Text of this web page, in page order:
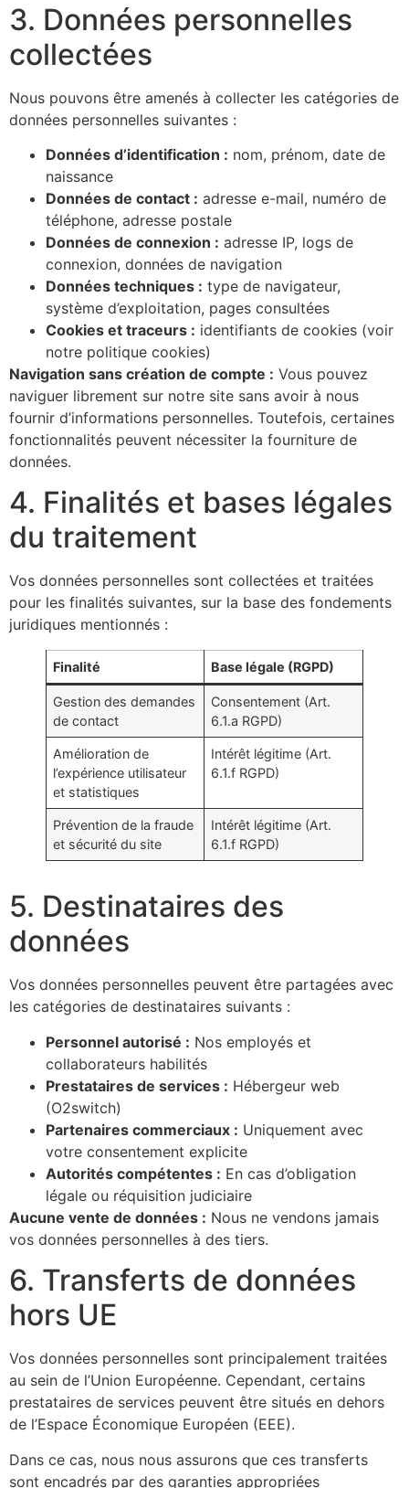
3. Données personnelles
collectées
Nous pouvons être amenés à collecter les catégories de
données personnelles suivantes :
Données d’identification : nom, prénom, date de
naissance
Données de contact : adresse e-mail, numéro de
téléphone, adresse postale
Données de connexion : adresse IP, logs de
connexion, données de navigation
Données techniques : type de navigateur,
système d’exploitation, pages consultées
Cookies et traceurs : identifiants de cookies (voir
notre politique cookies)
Navigation sans création de compte : Vous pouvez
naviguer librement sur notre site sans avoir à nous
fournir d’informations personnelles. Toutefois, certaines
fonctionnalités peuvent nécessiter la fourniture de
données.
4. Finalités et bases légales
du traitement
Vos données personnelles sont collectées et traitées
pour les finalités suivantes, sur la base des fondements
juridiques mentionnés :
Finalité Base légale (RGPD)
Gestion des demandes
de contact
Consentement (Art.
6.1.a RGPD)
Amélioration de
l’expérience utilisateur
et statistiques
Intérêt légitime (Art.
6.1.f RGPD)
Prévention de la fraude
et sécurité du site
Intérêt légitime (Art.
6.1.f RGPD)
5. Destinataires des
données
Vos données personnelles peuvent être partagées avec
les catégories de destinataires suivants :
Personnel autorisé : Nos employés et
collaborateurs habilités
Prestataires de services : Hébergeur web
(O2switch)
Partenaires commerciaux : Uniquement avec
votre consentement explicite
Autorités compétentes : En cas d’obligation
légale ou réquisition judiciaire
Aucune vente de données : Nous ne vendons jamais
vos données personnelles à des tiers.
6. Transferts de données
hors UE
Vos données personnelles sont principalement traitées
au sein de l’Union Européenne. Cependant, certains
prestataires de services peuvent être situés en dehors
de l’Espace Économique Européen (EEE).
Dans ce cas, nous nous assurons que ces transferts
sont encadrés par des garanties appropriées